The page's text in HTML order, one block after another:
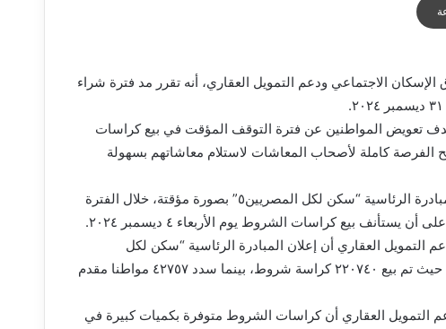
الاجتماعي ودعم التمويل العقاري، أنه تقرر مد فترة شراء
تعويض المواطنين عن فترة التوقف المؤقت في بيع كراسات
كاملة لأصحاب المعاشات لاستلام معاشاتهم بسهولة
وأضافت أنه سوف يتم إيقاف بيع كراسات شروط إعلان المبادرة الرئاسية “سكن لكل المصريين٥” بصورة مؤقتة، خلال الفترة
العقاري أن إعلان المبادرة الرئاسية “سكن لكل
المصريين5” يشهد إقبالًا كبيرًا وغير مسبوق من المواطنين، حيث تم بيع ٢٢٠٧٤٠ كراسة شروط، بينما سدد ٤٢٧٥٧ مواطنا مقدم
التمويل العقاري أن كراسات الشروط متوفرة بكميات كبيرة في